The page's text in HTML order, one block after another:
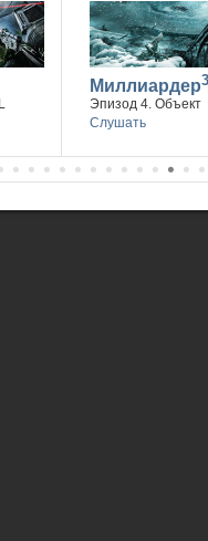
Миллиардер3
Эпизод 4. Объект
Слушать